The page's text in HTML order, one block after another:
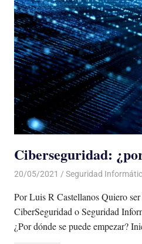
Ciberseguridad:
20/05/2021 De todo un Poco
Seguridad
Por Luis R Castellanos Quiero
CiberSeguridad o Seguridad
¿Por dónde se puede empezar?